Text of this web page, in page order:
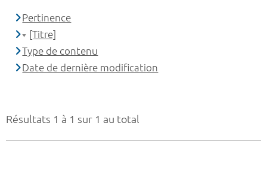
Résultats 1 à 1 sur 1 au total
Pertinence
[Titre]
Type de contenu
Date de dernière modification